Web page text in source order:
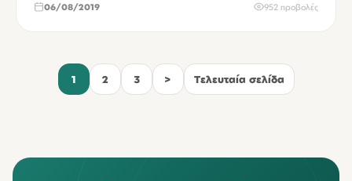
06/08/2019 952 προβολές
1 2 3 > Τελευταία σελίδα